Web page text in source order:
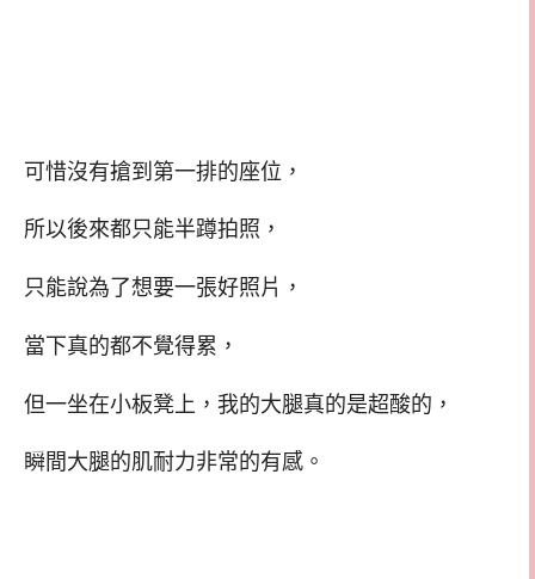
可惜沒有搶到第一排的座位，
所以後來都只能半蹲拍照，
只能說為了想要一張好照片，
當下真的都不覺得累，
但一坐在小板凳上，我的大腿真的是超酸的，
瞬間大腿的肌耐力非常的有感。